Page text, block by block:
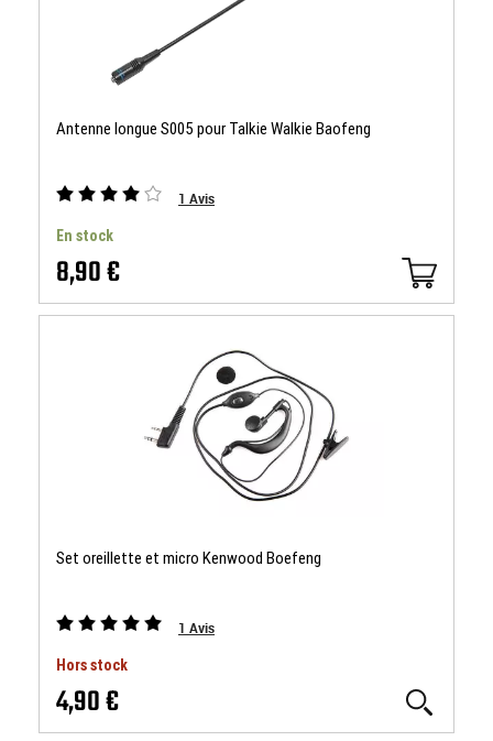
Antenne longue S005 pour Talkie Walkie Baofeng
1 Avis
En stock
8,90 €
Set oreillette et micro Kenwood Boefeng
1 Avis
Hors stock
4,90 €